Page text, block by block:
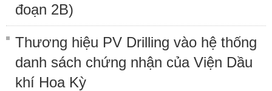
đoạn 2B)
Thương hiệu PV Drilling vào hệ thống
danh sách chứng nhận của Viện Dầu
khí Hoa Kỳ